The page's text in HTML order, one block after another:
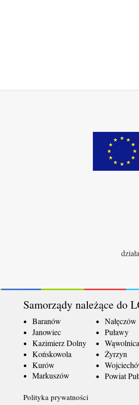
Samorządy należące do
Baranów
Janowiec
Kazimierz Dolny
Końskowola
Kurów
Markuszów
Nałęczów
Puławy
Wąwolnica
Żyrzyn
Powiat
Polityka prywatności